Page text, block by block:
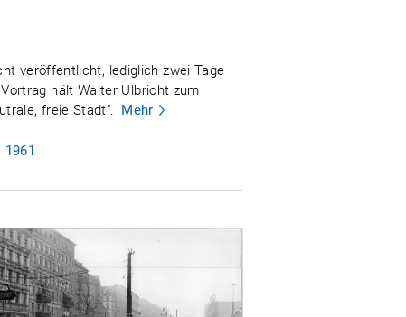
veröffentlicht, lediglich zwei Tage
hält Walter Ulbricht zum
freie Stadt". Mehr